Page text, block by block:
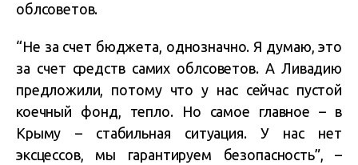
облсоветов.
“Не за счет бюджета, однозначно. Я думаю, это
за счет средств самих облсоветов. А Ливадию
предложили, потому что у нас сейчас пустой
коечный фонд, тепло. Но самое главное – в
Крыму – стабильная ситуация. У нас нет
эксцессов, мы гарантируем безопасность”, –